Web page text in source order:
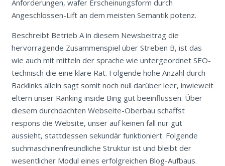
Anforderungen, wafer Erscheinungsform durch
Angeschlossen-Lift an dem meisten Semantik potenz.
Beschreibt Betrieb A in diesem Newsbeitrag die
hervorragende Zusammenspiel über Streben B, ist das
wie auch mit mitteln der sprache wie untergeordnet SEO-
technisch die eine klare Rat. Folgende hohe Anzahl durch
Backlinks allein sagt somit noch null darüber leer, inwieweit
eltern unser Ranking inside Bing gut beeinflussen. Über
diesem durchdachten Webseite-Oberbau schaffst
respons die Website, unser auf keinen fall nur gut
aussieht, stattdessen sekundär funktioniert. Folgende
suchmaschinenfreundliche Struktur ist und bleibt der
wesentlicher Modul eines erfolgreichen Blog-Aufbaus.